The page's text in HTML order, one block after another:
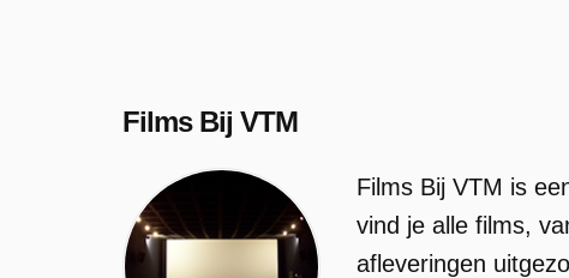
Films Bij VTM
Films Bij VTM is
vind je alle films,
afleveringen